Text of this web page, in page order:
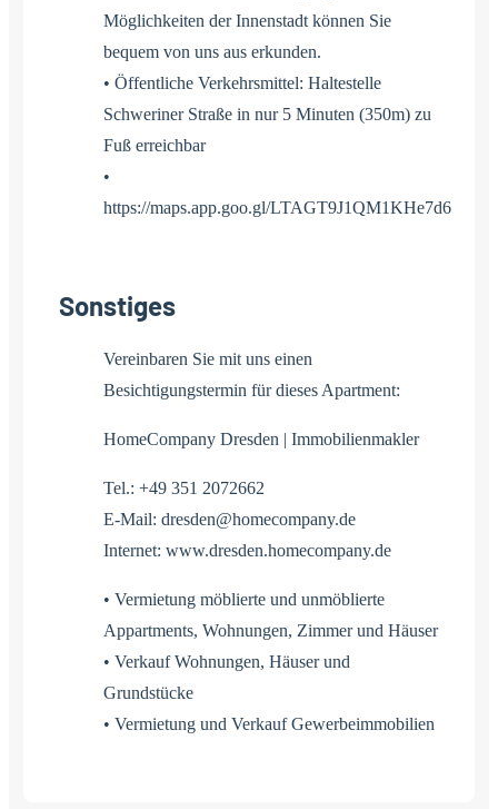
Möglichkeiten der Innenstadt können Sie
bequem von uns aus erkunden.
• Öffentliche Verkehrsmittel: Haltestelle
Schweriner Straße in nur 5 Minuten (350m) zu
Fuß erreichbar
•
https://maps.app.goo.gl/LTAGT9J1QM1KHe7d6
Sonstiges
Vereinbaren Sie mit uns einen
Besichtigungstermin für dieses Apartment:
HomeCompany Dresden | Immobilienmakler
Tel.: +49 351 2072662
E-Mail: dresden@homecompany.de
Internet: www.dresden.homecompany.de
• Vermietung möblierte und unmöblierte
Appartments, Wohnungen, Zimmer und Häuser
• Verkauf Wohnungen, Häuser und
Grundstücke
• Vermietung und Verkauf Gewerbeimmobilien